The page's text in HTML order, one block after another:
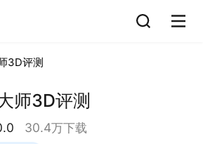
3D评测
师3D评测
30.4万下载